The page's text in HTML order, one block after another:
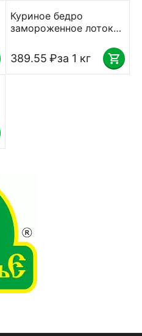
Куриное бедро
замороженное лоток
389.55 ₽за 1 кг